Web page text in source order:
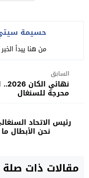
حسيمة
من هنا يبدأ الخبر
السابق
محرجة للسنغال
رئيس الاتحاد
نحن الأبطال
مقالات ذات صلة